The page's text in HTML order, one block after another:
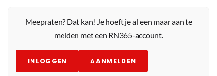
Meepraten? Dat kan! Je hoeft je alleen maar aan te
melden met een RN365-account.
INLOGGEN AANMELDEN